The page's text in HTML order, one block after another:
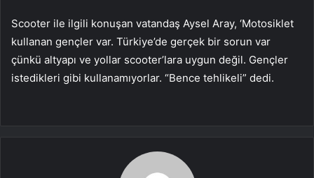
Scooter ile ilgili konuşan vatandaş Aysel Aray, ‘Motosiklet
kullanan gençler var. Türkiye’de gerçek bir sorun var
çünkü altyapı ve yollar scooter’lara uygun değil. Gençler
istedikleri gibi kullanamıyorlar. “Bence tehlikeli” dedi.